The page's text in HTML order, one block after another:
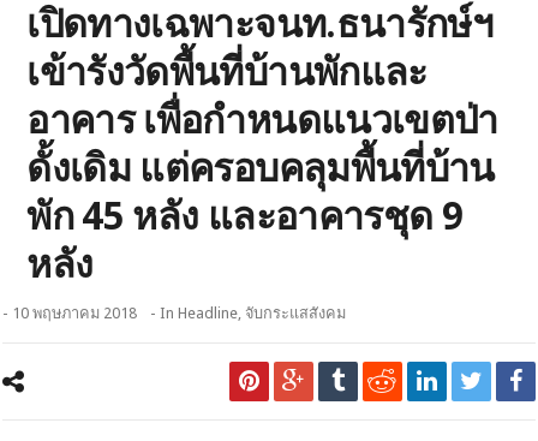
เปิดทางเฉพาะจนท.ธนารักษ์ฯ
เข้ารังวัดพื้นที่บ้านพักและ
อาคาร เพื่อกำหนดแนวเขตป่า
ดั้งเดิม แต่ครอบคลุมพื้นที่บ้าน
พัก 45 หลัง และอาคารชุด 9
หลัง
- 10 พฤษภาคม 2018 - InHeadline, จับกระแสสังคม